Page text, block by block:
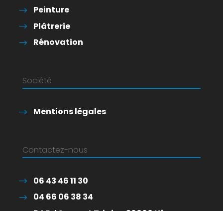
Peinture
Plâtrerie
Rénovation
Société
Mentions légales
Contactez-nous
06 43 46 11 30
04 66 06 38 34